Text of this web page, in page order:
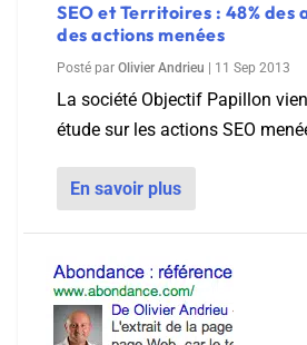
SEO et Territoires : 48%
des actions menées
Posté par Olivier Andrieu 11 Sep 2013
La société Objectif Papillon
étude sur les actions SEO
En savoir plus